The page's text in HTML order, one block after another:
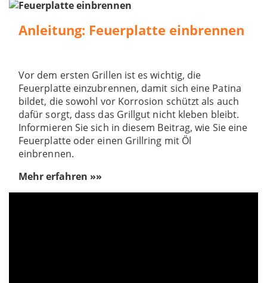
Anleitung: Feuerplatte einbrennen
Vor dem ersten Grillen ist es wichtig, die
Feuerplatte einzubrennen, damit sich eine Patina
bildet, die sowohl vor Korrosion schützt als auch
dafür sorgt, dass das Grillgut nicht kleben bleibt.
Informieren Sie sich in diesem Beitrag, wie Sie eine
Feuerplatte oder einen Grillring mit Öl
einbrennen.
Mehr erfahren »»